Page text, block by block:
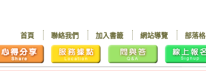
部落格
網站導覽
加入書籤
聯絡我們
首頁